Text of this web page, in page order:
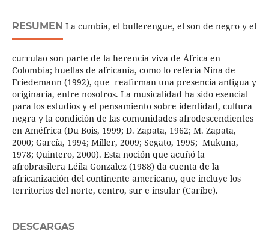
RESUMEN La cumbia, el bullerengue, el son de negro y el
currulao son parte de la herencia viva de África en
Colombia; huellas de africanía, como lo refería Nina de
Friedemann (1992), que reafirman una presencia antigua y
originaria, entre nosotros. La musicalidad ha sido esencial
para los estudios y el pensamiento sobre identidad, cultura
negra y la condición de las comunidades afrodescendientes
en Améfrica (Du Bois, 1999; D. Zapata, 1962; M. Zapata,
2000; García, 1994; Miller, 2009; Segato, 1995; Mukuna,
1978; Quintero, 2000). Esta noción que acuñó la
afrobrasilera Léila Gonzalez (1988) da cuenta de la
africanización del continente americano, que incluye los
territorios del norte, centro, sur e insular (Caribe).
DESCARGAS